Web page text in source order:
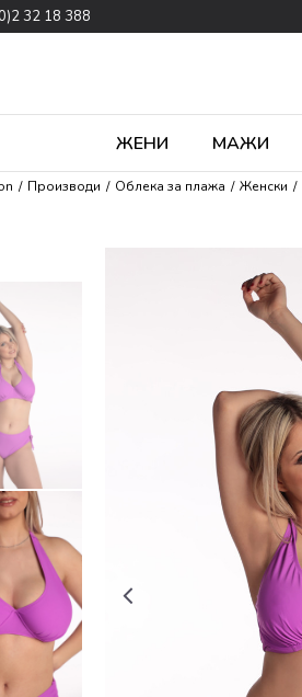
32 18 388
ЖЕНИ МАЖИ
Производи Облека за плажа Женски